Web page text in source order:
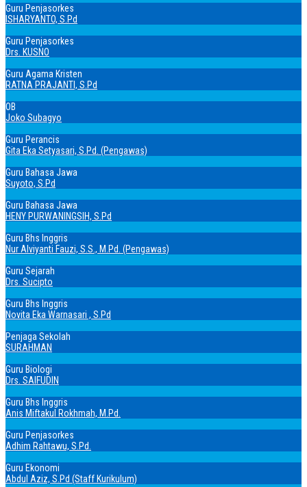
Guru Penjasorkes
ISHARYANTO, S.Pd
Guru Penjasorkes
Drs. KUSNO
Guru Agama Kristen
RATNA PRAJANTI, S.Pd
OB
Joko Subagyo
Guru Perancis
Gita Eka Setyasari, S.Pd. (Pengawas)
Guru Bahasa Jawa
Suyoto, S.Pd
Guru Bahasa Jawa
HENY PURWANINGSIH, S.Pd
Guru Bhs Inggris
Nur Alviyanti Fauzi, S.S., M.Pd. (Pengawas)
Guru Sejarah
Drs. Sucipto
Guru Bhs Inggris
Novita Eka Warnasari , S.Pd
Penjaga Sekolah
SURAHMAN
Guru Biologi
Drs. SAIFUDIN
Guru Bhs Inggris
Anis Miftakul Rokhmah, M.Pd.
Guru Penjasorkes
Adhim Rahtawu, S.Pd.
Guru Ekonomi
Abdul Aziz, S.Pd (Staff Kurikulum)